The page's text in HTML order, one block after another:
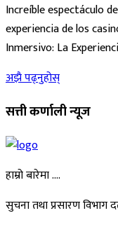
Increíble espectáculo
experiencia de los
Inmersivo: La
अझै पढ्नुहोस्
सत्ती कर्णाली न्यूज
हाम्रो बारेमा ….
सुचना तथा प्रसारण विभाग